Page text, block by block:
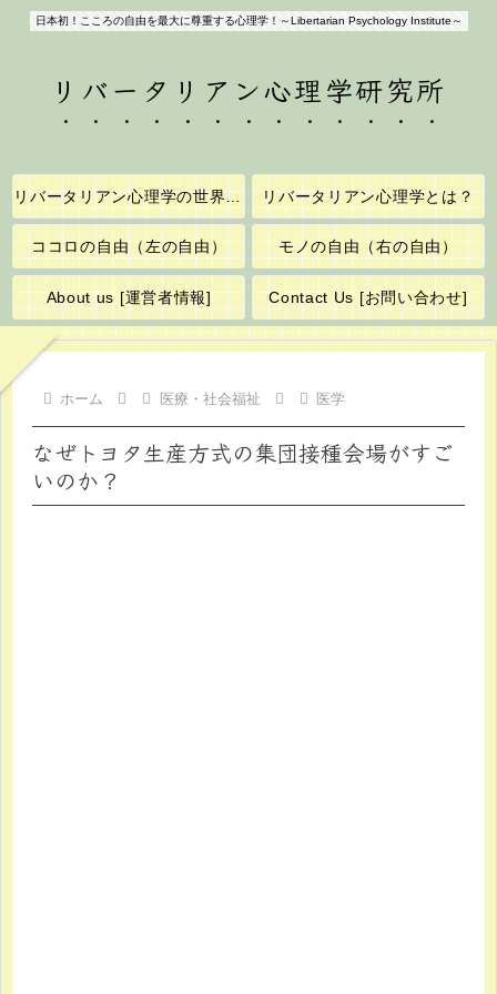
日本初！こころの自由を最大に尊重する心理学！～Libertarian Psychology Institute～
リバータリアン心理学研究所
リバータリアン心理学の世界へようこそ！ リバータリアン心理学とは？
ココロの自由（左の自由） モノの自由（右の自由）
About us [運営者情報] Contact Us [お問い合わせ]
ホーム 医療・社会福祉 医学
なぜトヨタ生産方式の集団接種会場がすご
いのか？